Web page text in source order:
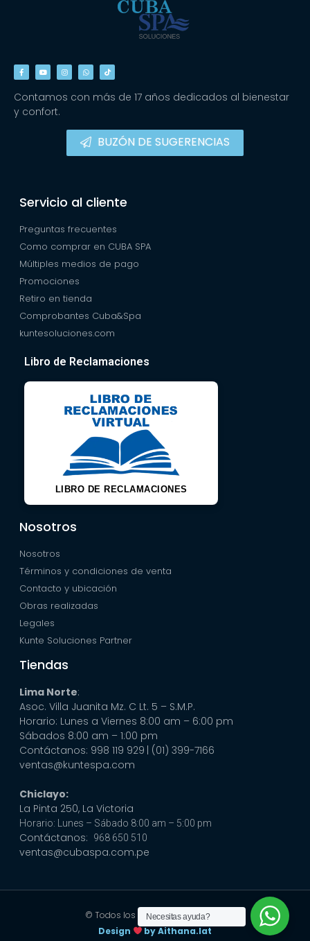
Contamos con más de 17 años dedicados al bienestar
y confort.
BUZÓN DE SUGERENCIAS
Servicio al cliente
Preguntas frecuentes
Como comprar en CUBA SPA
Múltiples medios de pago
Promociones
Retiro en tienda
Comprobantes Cuba&Spa
kuntesoluciones.com
Libro de Reclamaciones
LIBRO DE RECLAMACIONES
Nosotros
Nosotros
Términos y condiciones de venta
Contacto y ubicación
Obras realizadas
Legales
Kunte Soluciones Partner
Tiendas
Lima Norte:
Asoc. Villa Juanita Mz. C Lt. 5 – S.M.P.
Horario: Lunes a Viernes 8:00 am – 6:00 pm
Sábados 8:00 am – 1:00 pm
Contáctanos: 998 119 929 | (01) 399-7166
ventas@kuntespa.com
Chiclayo:
La Pinta 250, La Victoria
Horario: Lunes – Sábado 8:00 am – 5:00 pm
Contáctanos: 968 650 510
ventas@cubaspa.com.pe
© Todos los derechos reservados
Design
by Aithana.lat
Necesitas ayuda?